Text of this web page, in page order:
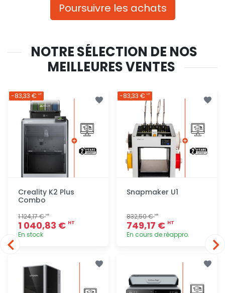
Poursuivre les achats
NOTRE SÉLECTION DE NOS
MEILLEURES VENTES
Creality K2 Plus
Combo
1 124,17 €HT
1 040,83 € HT
En stock
-83,33 € HT
Snapmaker U1
832,50 €HT
749,17 € HT
En cours de réappro.
-83,33 € HT